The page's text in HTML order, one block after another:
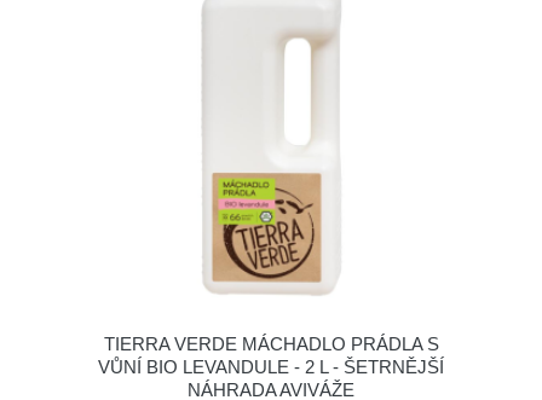
TIERRA VERDE MÁCHADLO PRÁDLA S
VŮNÍ BIO LEVANDULE - 2 L - ŠETRNĚJŠÍ
NÁHRADA AVIVÁŽE